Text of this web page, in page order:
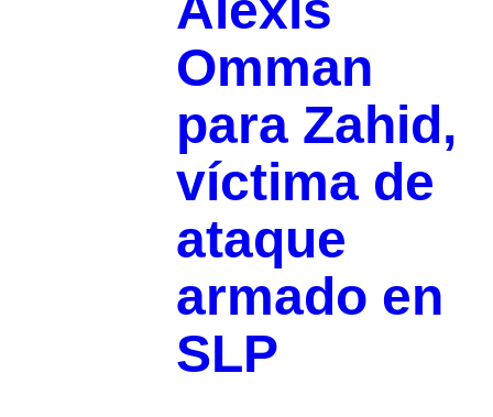
Omman
para Zahid,
víctima de
ataque
armado en
SLP